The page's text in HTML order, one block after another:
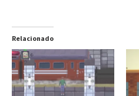
Relacionado